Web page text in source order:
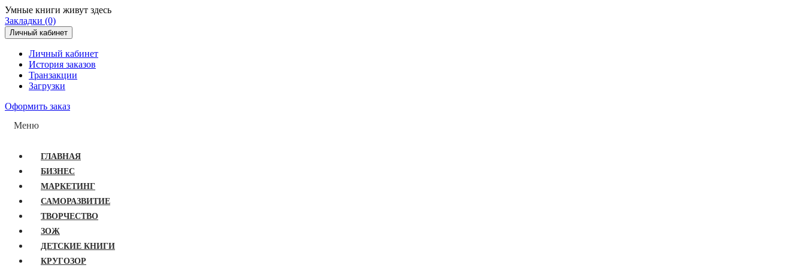
Умные книги живут здесь
Закладки (0)
Личный кабинет
Личный кабинет
История заказов
Транзакции
Загрузки
Оформить заказ
Меню
ГЛАВНАЯ
БИЗНЕС
МАРКЕТИНГ
САМОРАЗВИТИЕ
ТВОРЧЕСТВО
ЗОЖ
ДЕТСКИЕ КНИГИ
КРУГОЗОР